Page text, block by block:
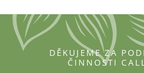
DĚKUJEME ZA
ČINNOSTI